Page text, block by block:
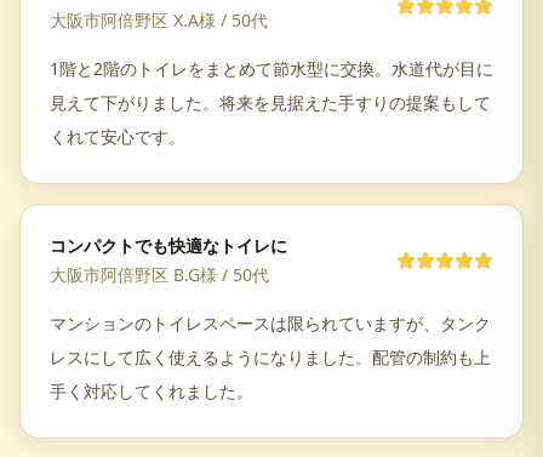
大阪市阿倍野区 X.A様 / 50代
1階と2階のトイレをまとめて節水型に交換。水道代が目に
見えて下がりました。将来を見据えた手すりの提案もして
くれて安心です。
コンパクトでも快適なトイレに
大阪市阿倍野区 B.G様 / 50代
マンションのトイレスペースは限られていますが、タンク
レスにして広く使えるようになりました。配管の制約も上
手く対応してくれました。